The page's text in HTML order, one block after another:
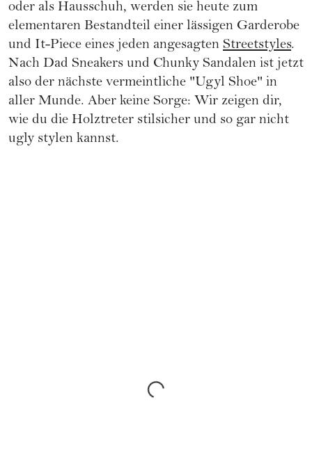
oder als Hausschuh, werden sie heute zum
elementaren Bestandteil einer lässigen Garderobe
und It-Piece eines jeden angesagten Streetstyles.
Nach Dad Sneakers und Chunky Sandalen ist jetzt
also der nächste vermeintliche "Ugyl Shoe" in
aller Munde. Aber keine Sorge: Wir zeigen dir,
wie du die Holztreter stilsicher und so gar nicht
ugly stylen kannst.